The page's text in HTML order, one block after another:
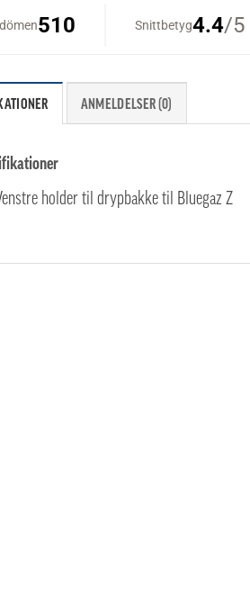
ANMELDELSER (0)
holder til drypbakke til Bluegaz Z